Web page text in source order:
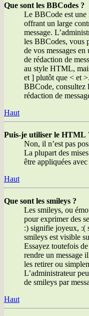
Que sont les BBCodes ?
Le BBCode est
offrant un large
message.
les BBCodes, vous
de vos messages
de rédaction de
au style HTML,
et ] plutôt que < et
BBCode, consultez
rédaction de
Haut
Puis-je utiliser le HTML
Non, il n’est pas
La plupart des
être appliquées
Haut
Que sont les smileys ?
Les smileys, ou
pour exprimer des
:) signifie joyeux, :(
smileys est visible
Essayez toutefois
rendre un message
les retirer ou
L’administrateur
de smileys par
Haut